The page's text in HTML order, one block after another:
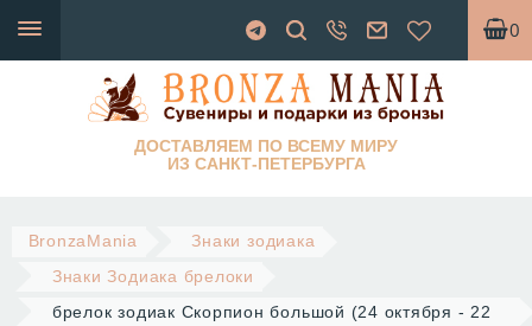
0
ДОСТАВЛЯЕМ ПО ВСЕМУ МИРУ
ИЗ САНКТ-ПЕТЕРБУРГА
BronzaMania
Знаки зодиака
Знаки Зодиака брелоки
брелок зодиак Скорпион большой (24 октября - 22